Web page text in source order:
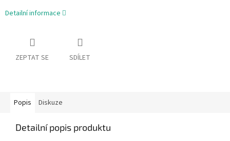
Detailní informace
ZEPTAT SE SDÍLET
Popis Diskuze
Detailní popis produktu